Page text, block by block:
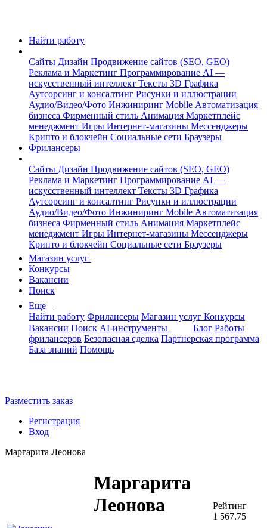
Найти работу
Сайты Дизайн Продвижение сайтов (SEO, GEO)
Реклама и Маркетинг Программирование AI —
искусственный интеллект Тексты 3D Графика
Аутсорсинг и консалтинг Рисунки и иллюстрации
Аудио/Видео/Фото Инжиниринг Mobile Автоматизация
бизнеса Фирменный стиль Анимация Маркетплейс
менеджмент Игры Интернет-магазины Мессенджеры
Крипто и блокчейн Социальные сети Браузеры
Фрилансеры
Сайты Дизайн Продвижение сайтов (SEO, GEO)
Реклама и Маркетинг Программирование AI —
искусственный интеллект Тексты 3D Графика
Аутсорсинг и консалтинг Рисунки и иллюстрации
Аудио/Видео/Фото Инжиниринг Mobile Автоматизация
бизнеса Фирменный стиль Анимация Маркетплейс
менеджмент Игры Интернет-магазины Мессенджеры
Крипто и блокчейн Социальные сети Браузеры
Магазин услуг
Конкурсы
Вакансии
Поиск
Еще
Найти работу Фрилансеры Магазин услуг Конкурсы
Вакансии Поиск AI-инструменты Блог Работы
фрилансеров Безопасная сделка Партнерская программа
База знаний Помощь
Разместить заказ
Регистрация
Вход
Маргарита Леонова
Маргарита
Леонова
Рейтинг
1 567.75